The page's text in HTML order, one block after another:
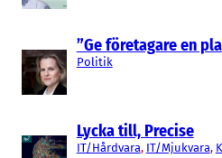
”Ge företagare en
Politik
Lycka till, Precise
IT/Hårdvara, IT/Mjukvara,